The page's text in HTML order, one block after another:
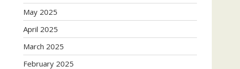
May 2025
April 2025
March 2025
February 2025